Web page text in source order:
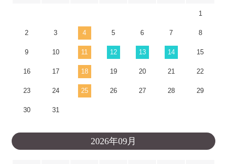
1
2 3 4 5 6 7 8
9 10 11 12 13 14 15
16 17 18 19 20 21 22
23 24 25 26 27 28 29
30 31
2026年09月